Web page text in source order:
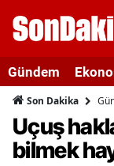
Gündem
Son Dakika
Uçuş
bilmek